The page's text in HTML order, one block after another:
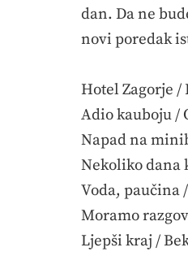
dan. Da ne
novi poredak
Hotel Zagorje /
Adio kauboju /
Napad na
Nekoliko dana
Voda, paučina
Moramo
Ljepši kraj /